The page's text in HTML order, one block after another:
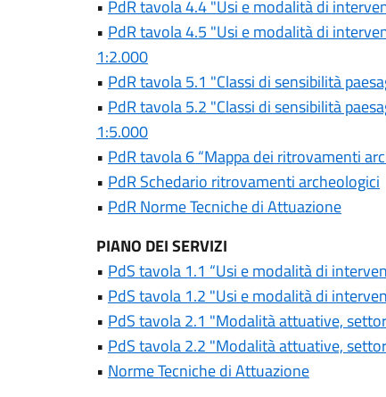
• PdR tavola 4.4 "Usi e modalità di
• PdR tavola 4.5 "Usi e modalità di
1:2.000
• PdR tavola 5.1 "Classi di sensibilità
• PdR tavola 5.2 "Classi di sensibilità
1:5.000
• PdR tavola 6 “Mappa dei ritrovamenti
• PdR Schedario ritrovamenti archeologici
• PdR Norme Tecniche di Attuazione
PIANO DEI SERVIZI
• PdS tavola 1.1 “Usi e modalità di
• PdS tavola 1.2 "Usi e modalità di
• PdS tavola 2.1 "Modalità attuative,
• PdS tavola 2.2 "Modalità attuative,
• Norme Tecniche di Attuazione